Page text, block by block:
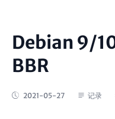
Debian 9/
BBR
2021-05-27 记录